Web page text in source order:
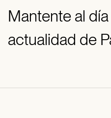
Mantente al
actualidad de